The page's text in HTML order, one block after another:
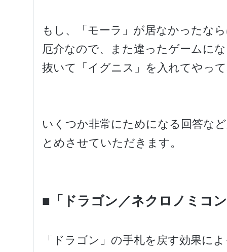
もし、「モーラ」が居なかったな
厄介なので、また違ったゲームに
抜いて「イグニス」を入れてやっ
いくつか非常にためになる回答な
とめさせていただきます。
■「ドラゴン／ネクロノミコ
「ドラゴン」の手札を戻す効果に